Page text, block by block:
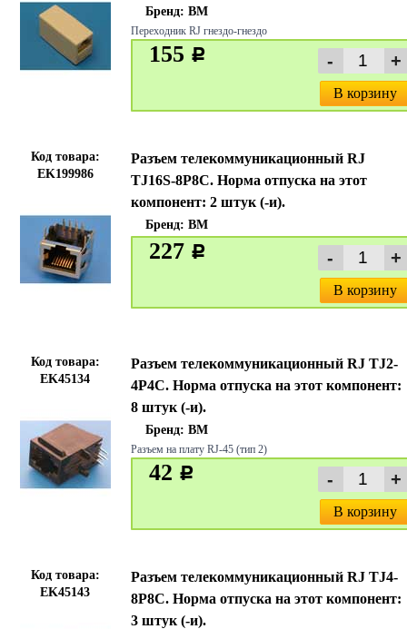
Бренд: BM
Переходник RJ гнездо-гнездо
155 c
В корзину
Код товара:
EK199986
Разъем телекоммуникационный RJ
TJ16S-8P8C. Норма отпуска на этот
компонент: 2 штук (-и).
Бренд: BM
227 c
В корзину
Код товара:
EK45134
Разъем телекоммуникационный RJ TJ2-
4P4C. Норма отпуска на этот компонент:
8 штук (-и).
Бренд: BM
Разъем на плату RJ-45 (тип 2)
42 c
В корзину
Код товара:
EK45143
Разъем телекоммуникационный RJ TJ4-
8P8C. Норма отпуска на этот компонент:
3 штук (-и).